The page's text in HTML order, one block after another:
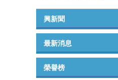
興新聞
最新消息
榮譽榜